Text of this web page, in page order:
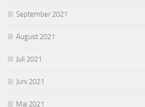
September 2021
August 2021
Juli 2021
Juni 2021
Mai 2021